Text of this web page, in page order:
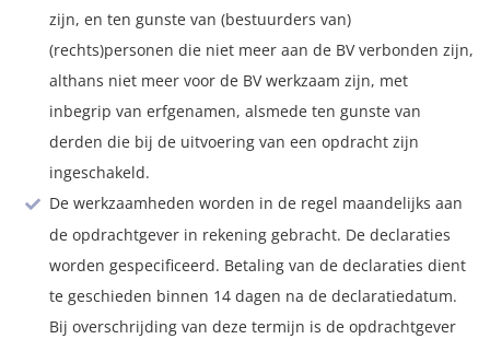
zijn, en ten gunste van (bestuurders van)
(rechts)personen die niet meer aan de BV verbonden zijn,
althans niet meer voor de BV werkzaam zijn, met
inbegrip van erfgenamen, alsmede ten gunste van
derden die bij de uitvoering van een opdracht zijn
ingeschakeld.
De werkzaamheden worden in de regel maandelijks aan
de opdrachtgever in rekening gebracht. De declaraties
worden gespecificeerd. Betaling van de declaraties dient
te geschieden binnen 14 dagen na de declaratiedatum.
Bij overschrijding van deze termijn is de opdrachtgever